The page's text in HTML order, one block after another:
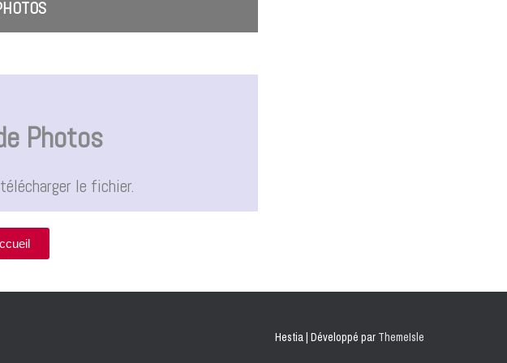
Photos
le fichier.
Hestia | Développé par ThemeIsle